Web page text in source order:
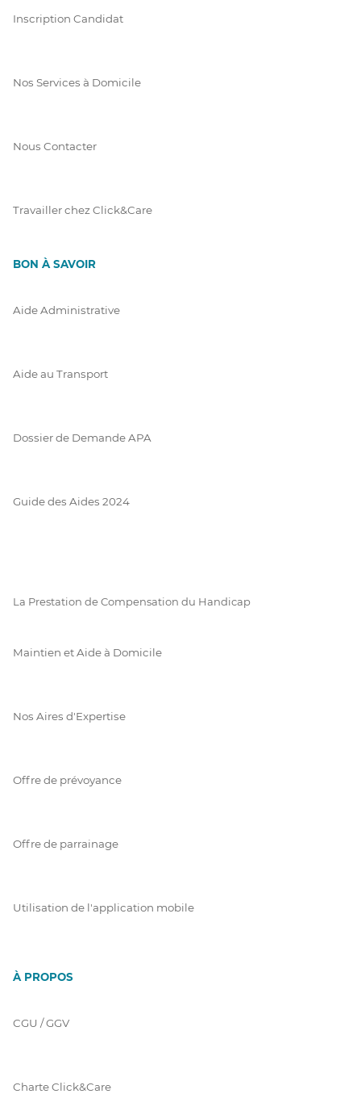
Inscription Candidat
Nos Services à Domicile
Nous Contacter
Travailler chez Click&Care
BON À SAVOIR
Aide Administrative
Aide au Transport
Dossier de Demande APA
Guide des Aides 2024
La Prestation de Compensation du Handicap
Maintien et Aide à Domicile
Nos Aires d'Expertise
Offre de prévoyance
Offre de parrainage
Utilisation de l'application mobile
À PROPOS
CGU / GGV
Charte Click&Care